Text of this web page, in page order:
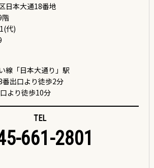
日本大通18番地
階
代)
線「日本大通り」駅
出口より徒歩2分
より徒歩10分
TEL
661-2801